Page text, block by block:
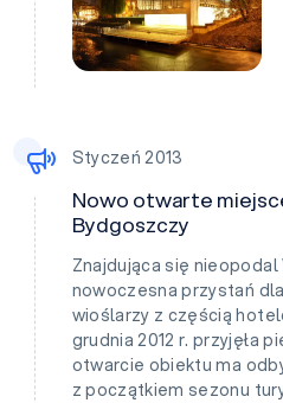
Styczeń 2013
Nowo otwarte
Bydgoszczy
Znajdująca się nieopodal
nowoczesna przystań
wioślarzy z częścią
grudnia 2012 r. przyjęła
otwarcie obiektu ma
z początkiem sezonu